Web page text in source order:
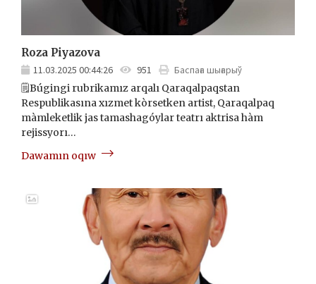
Roza Piyazova
11.03.2025 00:44:26 951
Баспаға шығарыў
🗒Búgingi rubrikamız arqalı Qaraqalpaqstan
Respublikasına xızmet kòrsetken artist, Qaraqalpaq
màmleketlik jas tamashagóylar teatrı aktrisa hàm
rejissyorı…
Dawamın oqıw